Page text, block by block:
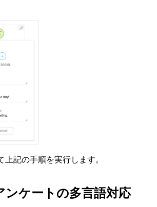
上記の手順を実行します。
ンケートの多言語対応